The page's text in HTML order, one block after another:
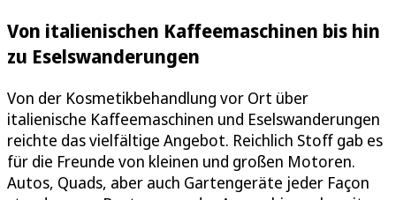
Von italienischen Kaffeemaschinen bis hin
zu Eselswanderungen
Von der Kosmetikbehandlung vor Ort über
italienische Kaffeemaschinen und Eselswanderungen
reichte das vielfältige Angebot. Reichlich Stoff gab es
für die Freunde von kleinen und großen Motoren.
Autos, Quads, aber auch Gartengeräte jeder Façon